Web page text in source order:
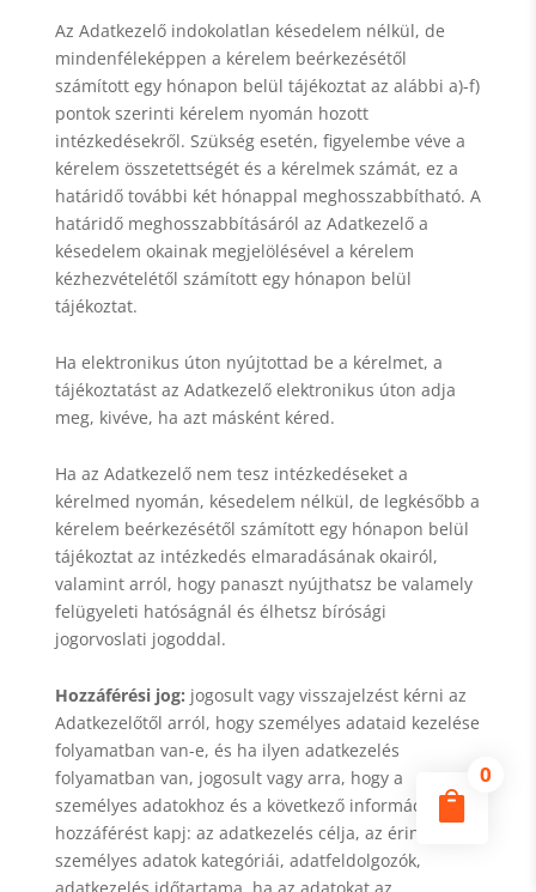

0
Az Adatkezelő indokolatlan késedelem nélkül, de
mindenféleképpen a kérelem beérkezésétől
számított egy hónapon belül tájékoztat az alábbi a)-f)
pontok szerinti kérelem nyomán hozott
intézkedésekről. Szükség esetén, figyelembe véve a
kérelem összetettségét és a kérelmek számát, ez a
határidő további két hónappal meghosszabbítható. A
határidő meghosszabbításáról az Adatkezelő a
késedelem okainak megjelölésével a kérelem
kézhezvételétől számított egy hónapon belül
tájékoztat.
Ha elektronikus úton nyújtottad be a kérelmet, a
tájékoztatást az Adatkezelő elektronikus úton adja
meg, kivéve, ha azt másként kéred.
Ha az Adatkezelő nem tesz intézkedéseket a
kérelmed nyomán, késedelem nélkül, de legkésőbb a
kérelem beérkezésétől számított egy hónapon belül
tájékoztat az intézkedés elmaradásának okairól,
valamint arról, hogy panaszt nyújthatsz be valamely
felügyeleti hatóságnál és élhetsz bírósági
jogorvoslati jogoddal.
Hozzáférési jog: jogosult vagy visszajelzést kérni az
Adatkezelőtől arról, hogy személyes adataid kezelése
folyamatban van-e, és ha ilyen adatkezelés
folyamatban van, jogosult vagy arra, hogy a
személyes adatokhoz és a következő információkhoz
hozzáférést kapj: az adatkezelés célja, az érintett
személyes adatok kategóriái, adatfeldolgozók,